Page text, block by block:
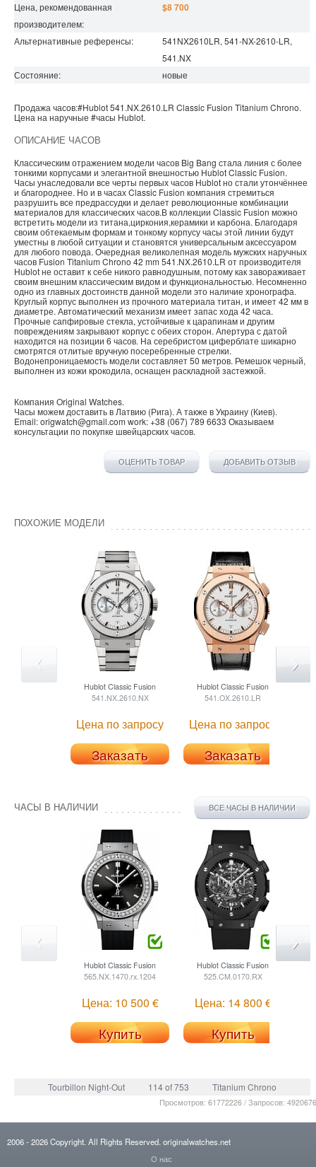
Цена, рекомендованная
производителем:
$8 700
Альтернативные референсы:
541NX2610LR, 541-NX-2610-LR,
541.NX
Состояние:
новые
Продажа часов:#Hublot541.NX.2610.LR Classic Fusion Titanium Chrono.
Цена на наручные #часы Hublot.
ОПИСАНИЕ ЧАСОВ
Классическим отражением модели часов Big Bang стала линия с более
тонкими корпусами и элегантной внешностью Hublot Classic Fusion.
Часы унаследовали все черты первых часов Hublot но стали утончённее
и благороднее. Но и в часах Classic Fusion компания стремиться
разрушить все предрассудки и делает революционные комбинации
материалов для классических часов.В коллекции Classic Fusion можно
встретить модели из титана,циркония,керамики и карбона. Благодаря
своим обтекаемым формам и тонкому корпусу часы этой линии будут
уместны в любой ситуации и становятся универсальным аксессуаром
для любого повода. Очередная великолепная модель мужских наручных
часов Fusion Titanium Chrono 42 mm 541.NX.2610.LR от производителя
Hublot не оставит к себе никого равнодушным, потому как завораживает
своим внешним классическим видом и функциональностью. Несомненно
одно из главных достоинств данной модели это наличие хронографа.
Круглый корпус выполнен из прочного материала титан, и имеет 42 мм в
диаметре. Автоматический механизм имеет запас хода 42 часа.
Прочные сапфировые стекла, устойчивые к царапинам и другим
повреждениям закрывают корпус с обеих сторон. Апертура с датой
находится на позиции 6 часов. На серебристом циферблате шикарно
смотрятся отлитые вручную посеребренные стрелки.
Водонепроницаемость модели составляет 50 метров. Ремешок черный,
выполнен из кожи крокодила, оснащен раскладной застежкой.
Компания Original Watches.
Часы можем доставить в Латвию (Рига). А также вУкраину (Киев).
Email:origwatch@gmail.com work:+38 (067) 789 6633 Оказываем
консультации по покупке швейцарских часов.
ОЦЕНИТЬ ТОВАР ДОБАВИТЬ ОТЗЫВ
ПОХОЖИЕ МОДЕЛИ
Hublot Classic Fusion
541.NX.2610.NX
Цена по запросу
Заказать
Hublot Classic Fusion
541.OX.2610.LR
Цена по запросу
Заказать
ЧАСЫ В НАЛИЧИИ ВСЕ ЧАСЫ В НАЛИЧИИ
Hublot Classic Fusion
565.NX.1470.rx.1204
Цена: 10 500 €
Купить
Hublot Classic Fusion
525.CM.0170.RX
Цена: 14 800 €
Купить
Tourbillon Night-Out 114 of 753 Titanium Chrono
Просмотров: 61772226 / Запросов:
2006- 2026Copyright. All Rights Reserved. originalwatches.net
О нас